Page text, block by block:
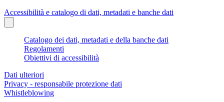
Accessibilità e catalogo di dati, metadati e banche dati
Catalogo dei dati, metadati e della banche dati
Regolamenti
Obiettivi di accessibilità
Dati ulteriori
Privacy - responsabile protezione dati
Whistleblowing